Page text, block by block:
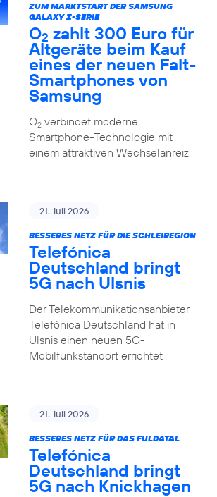
ZUM MARKTSTART DER SAMSUNG
GALAXY Z-SERIE
O2 zahlt 300 Euro für
Altgeräte beim Kauf
eines der neuen Falt-
Smartphones von
Samsung
O2verbindet moderne
Smartphone-Technologie mit
einem attraktiven Wechselanreiz
21. Juli 2026
BESSERES NETZ FÜR DIE SCHLEIREGION
Telefónica
Deutschland bringt
5G nach Ulsnis
Der Telekommunikationsanbieter
Telefónica Deutschland hat in
Ulsnis einen neuen 5G-
Mobilfunkstandort errichtet
21. Juli 2026
BESSERES NETZ FÜR DAS FULDATAL
Telefónica
Deutschland bringt
5G nach Knickhagen